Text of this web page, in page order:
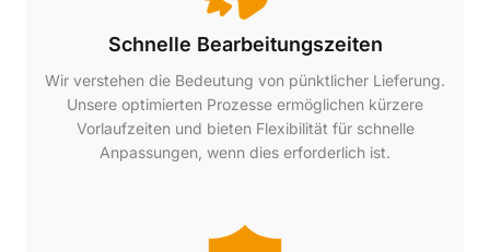
Schnelle Bearbeitungszeiten
Wir verstehen die Bedeutung von pünktlicher Lieferung.
Unsere optimierten Prozesse ermöglichen kürzere
Vorlaufzeiten und bieten Flexibilität für schnelle
Anpassungen, wenn dies erforderlich ist.